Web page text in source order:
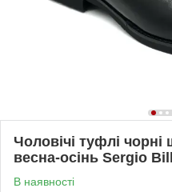
Чоловічі туфлі чорні
весна-осінь Sergio
В наявності